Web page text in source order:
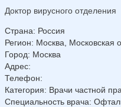
Доктор вирусного отделения
Страна: Россия
Регион: Москва, Московская
Город: Москва
Адрес:
Телефон:
Категория: Врачи частной
Специальность врача: